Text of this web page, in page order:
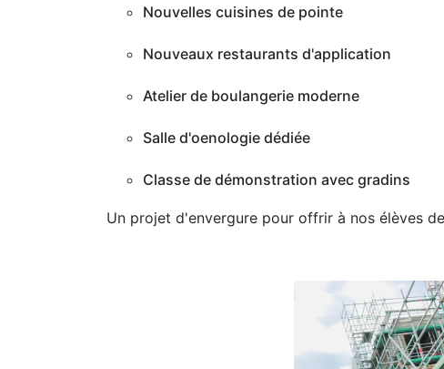
Nouvelles cuisines de pointe
Nouveaux restaurants d'application
Atelier de boulangerie moderne
Salle d'oenologie dédiée
Classe de démonstration avec gradins
Un projet d'envergure pour offrir à nos élèves